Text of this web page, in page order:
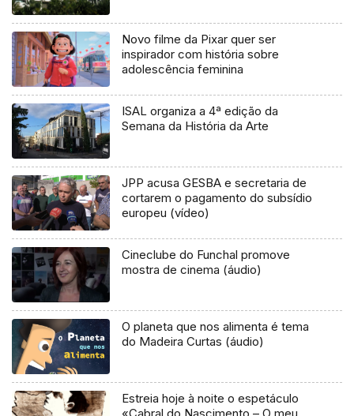
Novo filme da Pixar quer ser
inspirador com história sobre
adolescência feminina
ISAL organiza a 4ª edição da
Semana da História da Arte
JPP acusa GESBA e secretaria de
cortarem o pagamento do subsídio
europeu (vídeo)
Cineclube do Funchal promove
mostra de cinema (áudio)
O planeta que nos alimenta é tema
do Madeira Curtas (áudio)
Estreia hoje à noite o espetáculo